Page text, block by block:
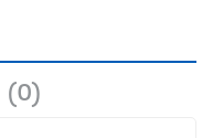
(0)